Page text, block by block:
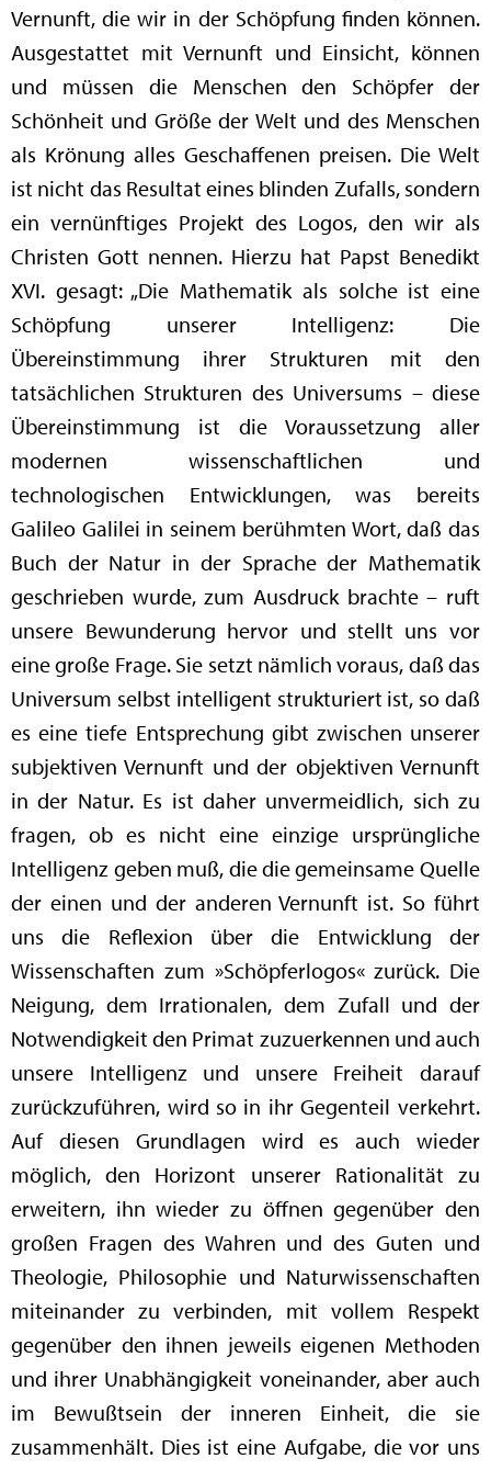
Vernunft, die wir in der Schöpfung finden können.
Ausgestattet mit Vernunft und Einsicht, können
und müssen die Menschen den Schöpfer der
Schönheit und Größe der Welt und des Menschen
als Krönung alles Geschaffenen preisen. Die Welt
ist nicht das Resultat eines blinden Zufalls, sondern
ein vernünftiges Projekt des Logos, den wir als
Christen Gott nennen. Hierzu hat Papst Benedikt
XVI. gesagt: „Die Mathematik als solche ist eine
Schöpfung unserer Intelligenz: Die
Übereinstimmung ihrer Strukturen mit den
tatsächlichen Strukturen des Universums – diese
Übereinstimmung ist die Voraussetzung aller
modernen wissenschaftlichen und
technologischen Entwicklungen, was bereits
Galileo Galilei in seinem berühmten Wort, daß das
Buch der Natur in der Sprache der Mathematik
geschrieben wurde, zum Ausdruck brachte – ruft
unsere Bewunderung hervor und stellt uns vor
eine große Frage. Sie setzt nämlich voraus, daß das
Universum selbst intelligent strukturiert ist, so daß
es eine tiefe Entsprechung gibt zwischen unserer
subjektiven Vernunft und der objektiven Vernunft
in der Natur. Es ist daher unvermeidlich, sich zu
fragen, ob es nicht eine einzige ursprüngliche
Intelligenz geben muß, die die gemeinsame Quelle
der einen und der anderen Vernunft ist. So führt
uns die Reflexion über die Entwicklung der
Wissenschaften zum »Schöpferlogos« zurück. Die
Neigung, dem Irrationalen, dem Zufall und der
Notwendigkeit den Primat zuzuerkennen und auch
unsere Intelligenz und unsere Freiheit darauf
zurückzuführen, wird so in ihr Gegenteil verkehrt.
Auf diesen Grundlagen wird es auch wieder
möglich, den Horizont unserer Rationalität zu
erweitern, ihn wieder zu öffnen gegenüber den
großen Fragen des Wahren und des Guten und
Theologie, Philosophie und Naturwissenschaften
miteinander zu verbinden, mit vollem Respekt
gegenüber den ihnen jeweils eigenen Methoden
und ihrer Unabhängigkeit voneinander, aber auch
im Bewußtsein der inneren Einheit, die sie
zusammenhält. Dies ist eine Aufgabe, die vor uns